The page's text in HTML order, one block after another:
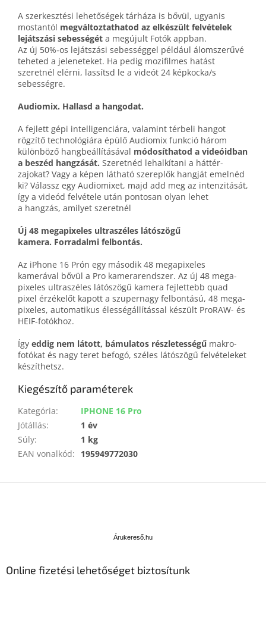
A szerkesztési lehetőségek tárháza is bővül, ugyanis
mostantól megváltoztat­hatod az elkészült felvételek
lejátszási sebességét a megújult Fotók appban.
Az új 50%‑os lejátszási sebességgel például álom­szerűvé
teheted a jeleneteket. Ha pedig mozi­filmes hatást
szeretnél elérni, lassítsd le a videót 24 képkocka/s
sebességre.
Audiomix. Hallasd a hangodat.
A fejlett gépi intelligenciára, valamint térbeli hangot
rögzítő technológiára épülő Audiomix funkció három
különböző hang­beállításával módosíthatod a videóid­ban
a beszéd hangzását. Szeretnéd lehalkítani a háttér­
zajokat? Vagy a képen látható szereplők hangját emelnéd
ki? Válassz egy Audiomixet, majd add meg az intenzitását,
így a videód felvétele után pontosan olyan lehet
a hangzás, amilyet szeretnél
Új 48 mega­pixeles ultraszéles látószögű
kamera. Forradalmi felbontás.
Az iPhone 16 Prón egy második 48 mega­pixeles
kamerával bővül a Pro kamera­rendszer. Az új 48 mega­
pixeles ultra­széles látó­szögű kamera fejlettebb quad
pixel érzékelőt kapott a szuper­nagy felbontású, 48 mega­
pixeles, auto­matikus élesség­állítással készült ProRAW- és
HEIF-fotókhoz.
Így eddig nem látott, bámulatos részletességű makro­
fotókat és nagy teret befogó, széles látó­szögű felvételeket
készíthetsz.
Kiegészítő paraméterek
Kategória:
IPHONE 16 Pro
Jótállás:
1 év
Súly:
1 kg
EAN vonalkód: 195949772030
r
Árukereső.hu
Online fizetési lehetőséget biztosítunk